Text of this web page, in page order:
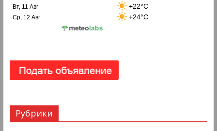
Вт, 11 Авг +22°C
Ср, 12 Авг +24°C
Рубрики